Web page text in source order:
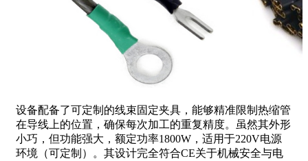
设备配备了可定制的线束固定夹具，能够精准限制热缩管
在导线上的位置，确保每次加工的重复精度。虽然其外形
小巧，但功能强大，额定功率1800W，适用于220V电源
环境（可定制）。其设计完全符合CE关于机械安全与电